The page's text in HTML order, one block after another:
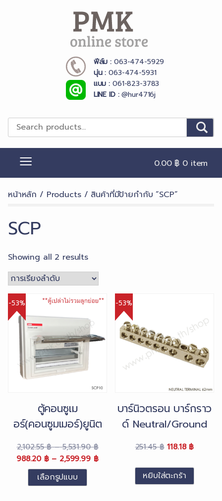
PMK Online Store
ฟีล์ม : 063-474-5929
นุ่น : 063-474-5931
แบม : 061-823-3783
LINE ID :@hur4716j
0.00 ฿ 0 item
หน้าหลัก / Products/ สินค้าที่มีป้ายกำกับ “SCP”
SCP
Showing all 2 results
-53%
ตู้คอนซูเม
อร์(คอนซูมเมอร์)ยูนิต
Consumer Unit
(SCP) ABB
2,102.55฿ – 5,531.90฿Price
range:
Original
price
988.20 ฿ – 2,599.99 ฿Price
Current
เลือกรูปแบบ
-53%
บาร์นิวตรอน บาร์กราว
ด์ Neutral/Ground
Terminal 62mm
251.45฿ Original
was:
251.45 ฿.
118.18 ฿Current
is:
118.18 ฿.
หยิบใส่ตะกร้า